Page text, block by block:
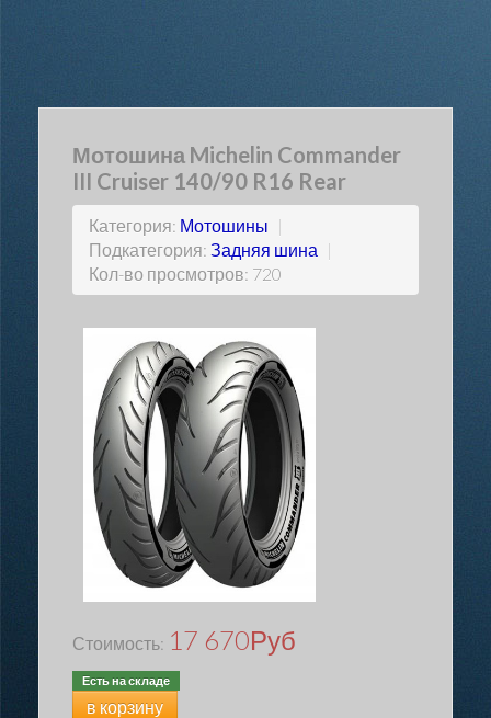
Мотошина Michelin Commander
III Cruiser 140/90 R16 Rear
Категория: Мотошины |
Подкатегория: Задняя шина |
Кол-во просмотров: 720
Стоимость: 17 670Руб
Есть на складе
в корзину